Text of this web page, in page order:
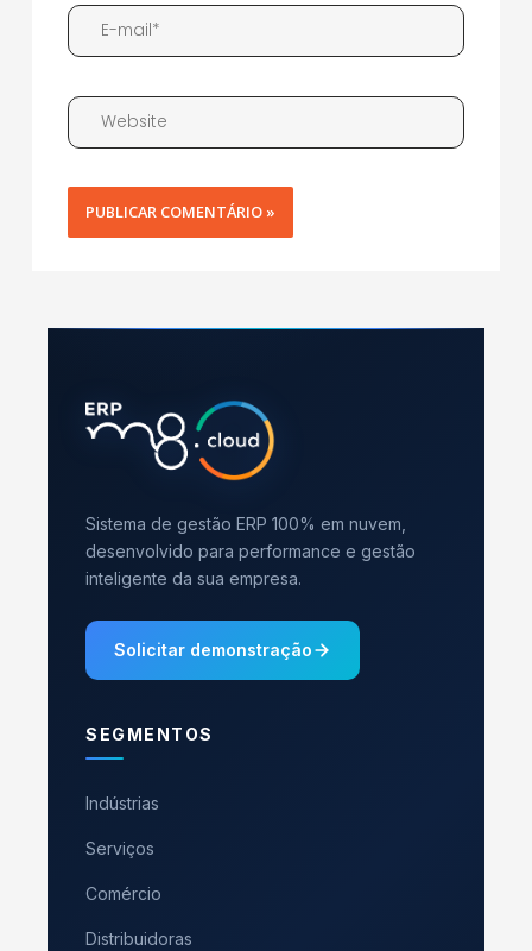
Sistema de gestão ERP 100% em nuvem,
desenvolvido para performance e gestão
inteligente da sua empresa.
Solicitar demonstração
SEGMENTOS
Indústrias
Serviços
Comércio
Distribuidoras